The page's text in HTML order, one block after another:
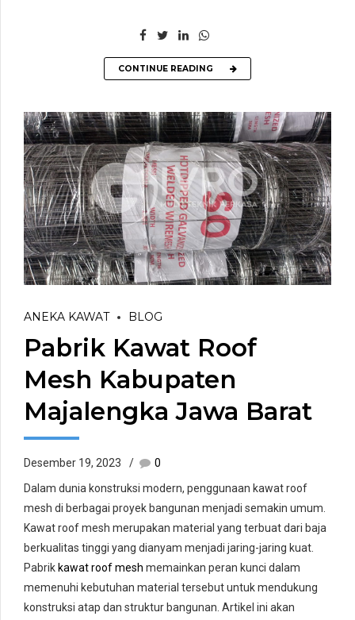
CONTINUE READING
ANEKA KAWAT BLOG
Pabrik Kawat Roof
Mesh Kabupaten
Majalengka Jawa Barat
Desember 19, 2023
0
Dalam dunia konstruksi modern, penggunaan kawat roof
mesh di berbagai proyek bangunan menjadi semakin umum.
Kawat roof mesh merupakan material yang terbuat dari baja
berkualitas tinggi yang dianyam menjadi jaring-jaring kuat.
Pabrik kawat roof mesh memainkan peran kunci dalam
memenuhi kebutuhan material tersebut untuk mendukung
konstruksi atap dan struktur bangunan. Artikel ini akan